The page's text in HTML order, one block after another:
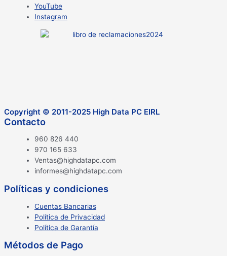
YouTube
Instagram
Copyright © 2011-2025 High Data PC EIRL
Contacto
960 826 440
970 165 633
Ventas@highdatapc.com
informes@highdatapc.com
Políticas y condiciones
Cuentas Bancarias
Política de Privacidad
Política de Garantía
Métodos de Pago